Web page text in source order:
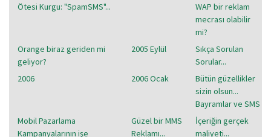
Ötesi Kurgu: "SpamSMS"...
WAP bir reklam
mecrası olabilir
mi?
Orange biraz geriden mi
geliyor?
2005 Eylül
Sıkça Sorulan
Sorular...
2006
2006 Ocak
Bütün güzellikler
sizin olsun...
Bayramlar ve SMS
Mobil Pazarlama
Kampanyalarının işe
Güzel bir MMS
Reklamı...
İçeriğin gerçek
maliyeti...